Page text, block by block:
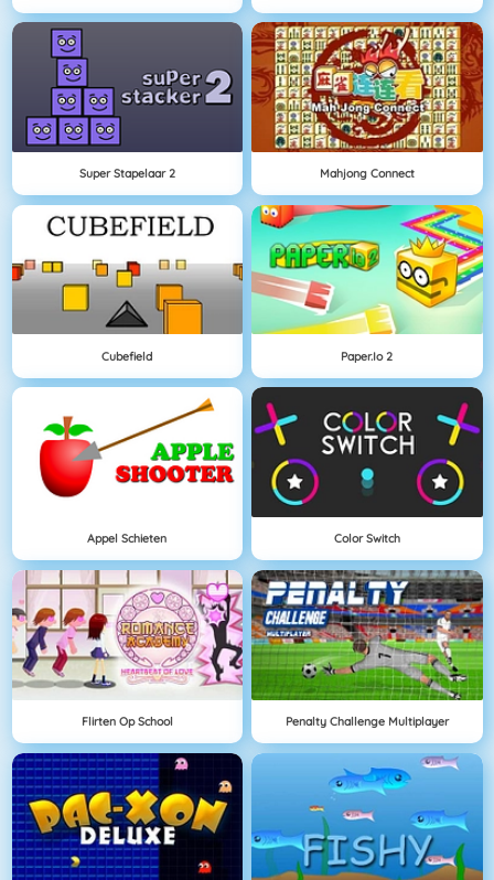
Super Stapelaar 2 Mahjong Connect
Cubefield Paper.io 2
Appel Schieten Color Switch
Flirten Op School Penalty Challenge Multiplayer